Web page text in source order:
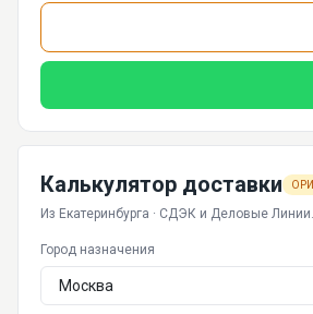
Калькулятор доставки
Из Екатеринбурга · СДЭК и Деловые Линии.
Город назначения